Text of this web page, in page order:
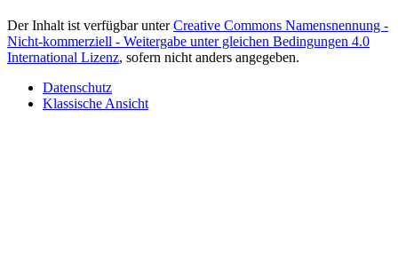
Der Inhalt ist verfügbar unterCreative Commons Namensnennung -
Nicht-kommerziell - Weitergabe unter gleichen Bedingungen 4.0
International Lizenz, sofern nicht anders angegeben.
Datenschutz
Klassische Ansicht